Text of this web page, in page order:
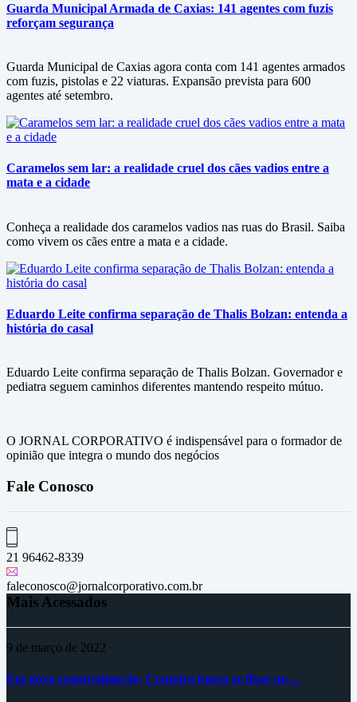
Guarda Municipal Armada de Caxias: 141 agentes com fuzis
reforçam segurança
Guarda Municipal de Caxias agora conta com 141 agentes armados
com fuzis, pistolas e 22 viaturas. Expansão prevista para 600
agentes até setembro.
Caramelos sem lar: a realidade cruel dos cães vadios entre a
mata e a cidade
Conheça a realidade dos caramelos vadios nas ruas do Brasil. Saiba
como vivem os cães entre a mata e a cidade.
Eduardo Leite confirma separação de Thalis Bolzan: entenda a
história do casal
Eduardo Leite confirma separação de Thalis Bolzan. Governador e
pediatra seguem caminhos diferentes mantendo respeito mútuo.
O JORNAL CORPORATIVO é indispensável para o formador de
opinião que integra o mundo dos negócios
Fale Conosco
21 96462-8339
faleconosco@jornalcorporativo.com.br
Mais Acessados
9 de março de 2022
Em nova reaproximação, Cruzeiro busca se fixar no…